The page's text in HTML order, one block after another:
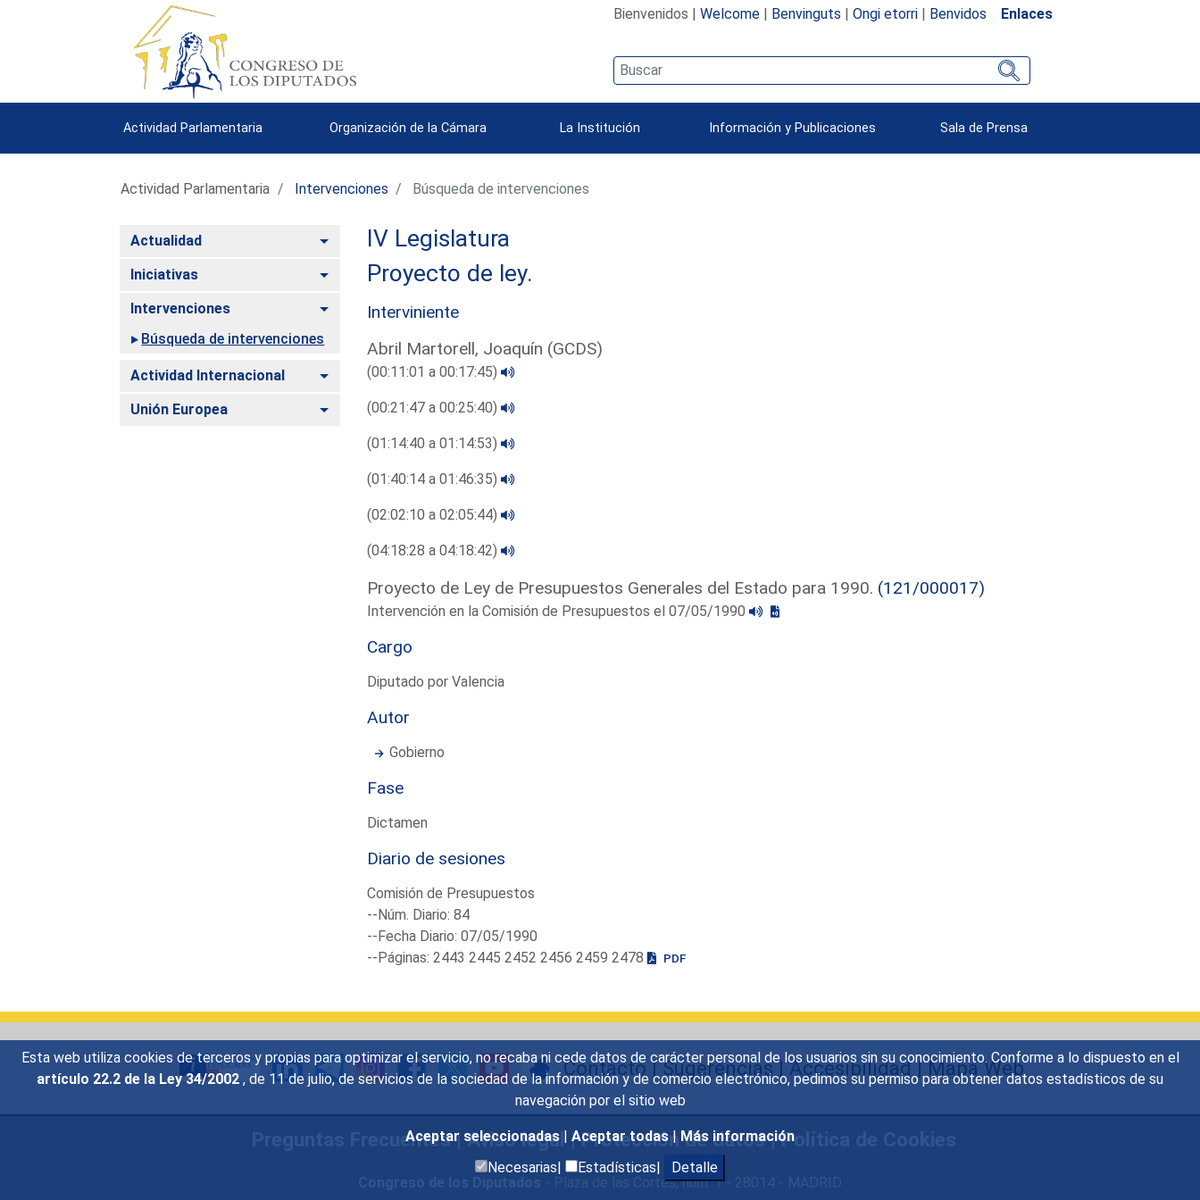
Esta web utiliza cookies de terceros y propias para optimizar el servicio, no recaba ni cede datos de carácter personal de los usuarios sin su conocimiento. Conforme a lo dispuesto en el
artículo 22.2 de la Ley 34/2002 , de 11 de julio, de servicios de la sociedad de la información y de comercio electrónico, pedimos su permiso para obtener datos estadísticos de su
navegación por el sitio web
Aceptar seleccionadas | Aceptar todas | Más información
Necesarias|
Estadísticas| Detalle
Bienvenidos | Welcome| Benvinguts | Ongi etorri| Benvidos Enlaces
Actividad Parlamentaria Organización de la Cámara La Institución Información y Publicaciones Sala de Prensa
Actividad Parlamentaria Intervenciones Búsqueda de intervenciones
Actualidad Alternar
Iniciativas Alternar
Intervenciones
Alternar
Búsqueda de intervenciones
Actividad Internacional Alternar
Unión Europea Alternar
IV Legislatura
Proyecto de ley.
Interviniente
Abril Martorell, Joaquín (GCDS)
(00:11:01 a 00:17:45)
(00:21:47 a 00:25:40)
(01:14:40 a 01:14:53)
(01:40:14 a 01:46:35)
(02:02:10 a 02:05:44)
(04:18:28 a 04:18:42)
Proyecto de Ley de Presupuestos Generales del Estado para 1990. (121/000017)
Intervención en la Comisión de Presupuestos el 07/05/1990
Cargo
Diputado por Valencia
Autor
Gobierno
Fase
Dictamen
Diario de sesiones
Comisión de Presupuestos
--Núm. Diario: 84
--Fecha Diario: 07/05/1990
--Páginas: 2443 2445 2452 2456 2459 2478
PDF
Contacto|Sugerencias|Accesibilidad|Mapa Web
Preguntas Frecuentes|Aviso legal|Protección de datos|Política de Cookies
- Plaza de las Cortes, núm. 1 - 28014 - MADRID